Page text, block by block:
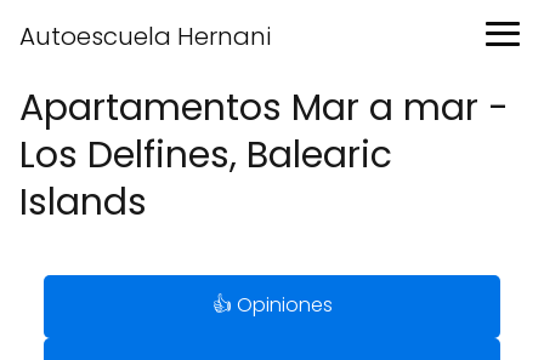
Autoescuela Hernani
Apartamentos Mar a mar -
Los Delfines, Balearic
Islands
👍 Opiniones